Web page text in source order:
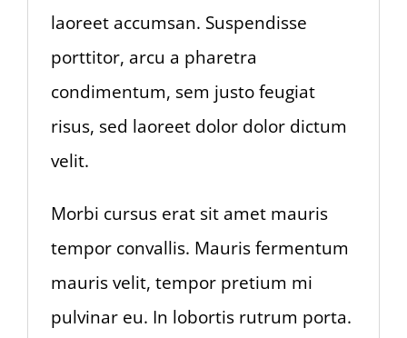
laoreet accumsan. Suspendisse
porttitor, arcu a pharetra
condimentum, sem justo feugiat
risus, sed laoreet dolor dolor dictum
velit.
Morbi cursus erat sit amet mauris
tempor convallis. Mauris fermentum
mauris velit, tempor pretium mi
pulvinar eu. In lobortis rutrum porta.